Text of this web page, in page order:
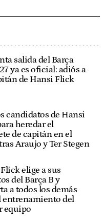
salida del Barça
ya es oficial: adiós a
de Hansi Flick
candidatos de Hansi
heredar el
de capitán en el
Araujo y Ter Stegen
elige a sus
del Barça B y
a todos los demás
entrenamiento del
equipo